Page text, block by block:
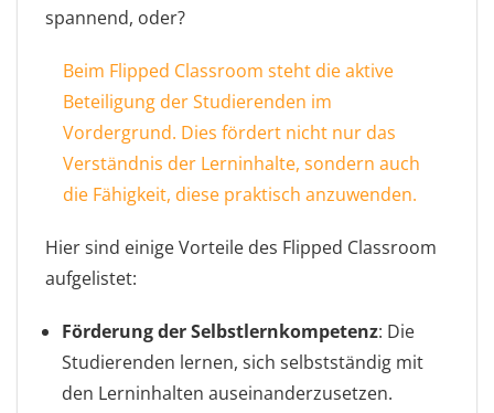
spannend, oder?
Beim Flipped Classroom steht die aktive
Beteiligung der Studierenden im
Vordergrund. Dies fördert nicht nur das
Verständnis der Lerninhalte, sondern auch
die Fähigkeit, diese praktisch anzuwenden.
Hier sind einige Vorteile des Flipped Classroom
aufgelistet:
Förderung der Selbstlernkompetenz: Die
Studierenden lernen, sich selbstständig mit
den Lerninhalten auseinanderzusetzen.